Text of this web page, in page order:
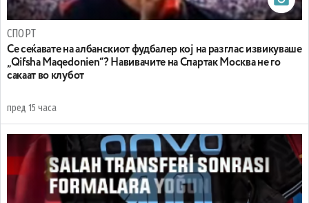
СПОРТ
Се сеќавате на албанскиот фудбалер кој на разглас извикуваше
„Qifsha Maqedonien“? Навивачите на Спартак Москва не го
сакаат во клубот
пред 15 часа